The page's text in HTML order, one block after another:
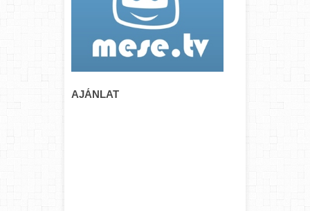
AJÁNLAT